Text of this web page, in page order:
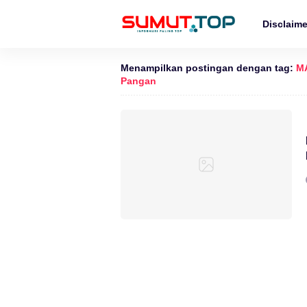
Menampilkan postingan dengan tag:
Pangan